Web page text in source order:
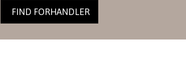
FIND FORHANDLER